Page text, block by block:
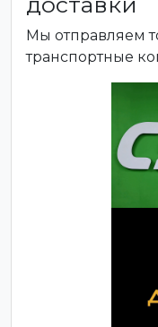
Мы отправляем
транспортные